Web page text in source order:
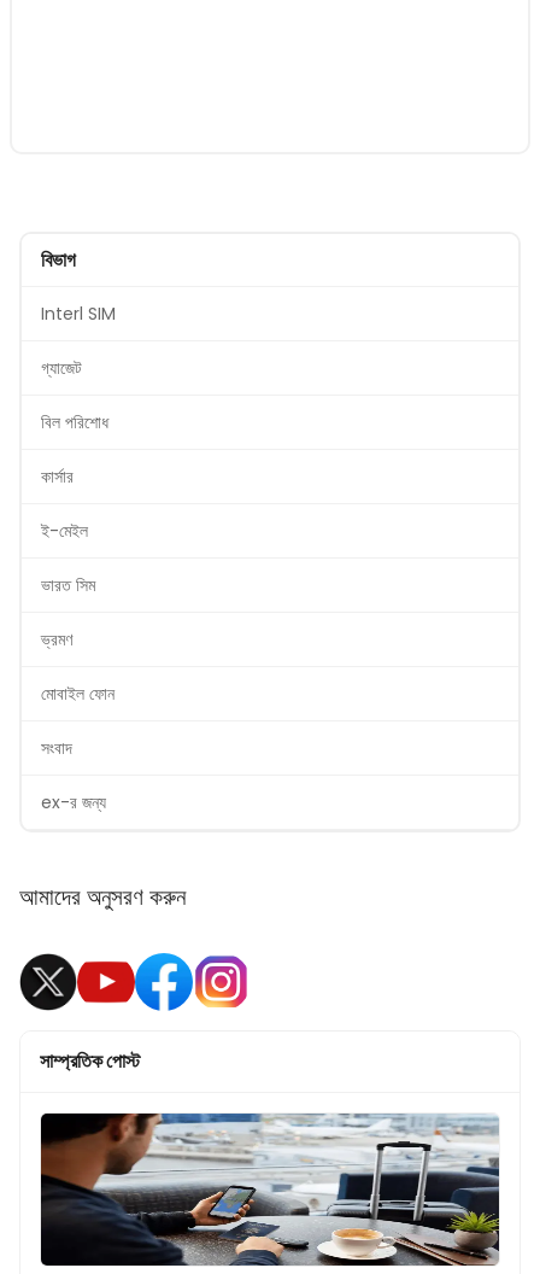
বিভাগ
Interl SIM
গ্যাজেট
বিল পরিশোধ
কার্সার
ই-মেইল
ভারত সিম
ভ্রমণ
মোবাইল ফোন
সংবাদ
ex-র জন্য
আমাদের অনুসরণ করুন
সাম্প্রতিক পোস্ট